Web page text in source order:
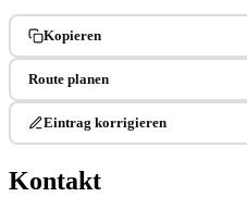
Kopieren
Route planen
Eintrag korrigieren
Kontakt